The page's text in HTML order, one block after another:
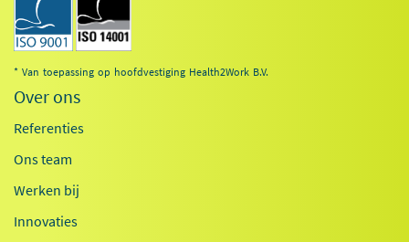
* Van toepassing op hoofdvestiging Health2Work B.V.
Over ons
Referenties
Ons team
Werken bij
Innovaties